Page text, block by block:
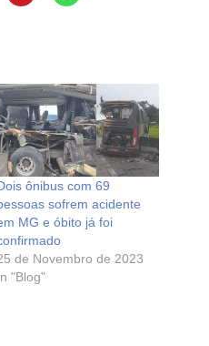
ônibus com 69
sofrem acidente
MG e óbito já foi
de Novembro de 2023
"Blog"